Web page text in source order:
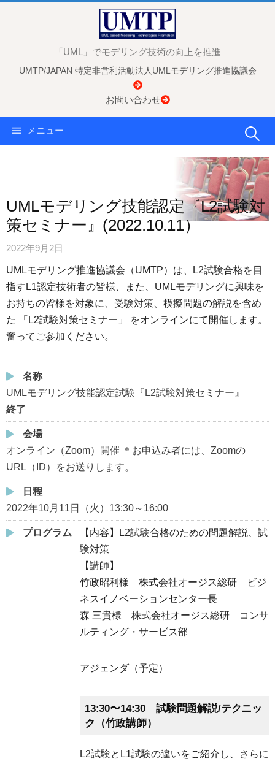
「UML」でモデリング技術の向上を推進
UMTP/JAPAN 特定非営利活動法人UMLモデリング推進協議会
お問い合わせ
メニュー 検
索:
UMLモデリング技能認定『L2試験対
策セミナー』(2022.10.11）
2022年9月2日
UMLモデリング推進協議会（UMTP）は、L2試験合格を目
指すL1認定技術者の皆様、また、UMLモデリングに興味を
お持ちの皆様を対象に、受験対策、模擬問題の解説を含め
た 「L2試験対策セミナー」 をオンラインにて開催します。
奮ってご参加ください。
名称
UMLモデリング技能認定試験『L2試験対策セミナー』
終了
会場
オンライン（Zoom）開催 ＊お申込み者には、Zoomの
URL（ID）をお送りします。
日程
2022年10月11日（火）13:30～16:00
プログラム
【内容】L2試験合格のための問題解説、試
験対策
【講師】
竹政昭利様 株式会社オージス総研 ビジ
ネスイノベーションセンター長
森 三貴様 株式会社オージス総研 コンサ
ルティング・サービス部
アジェンダ（予定）
13:30〜14:30 試験問題解説/テクニッ
ク（竹政講師）
L2試験とL1試験の違いをご紹介し、さらに